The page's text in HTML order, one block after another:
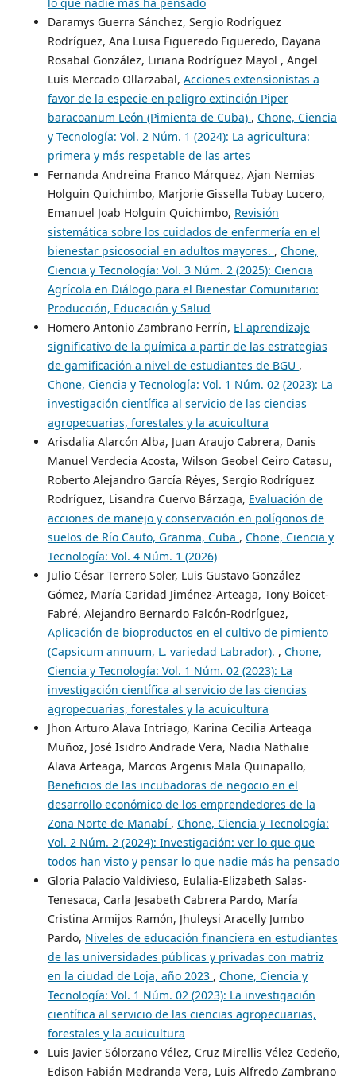
Daramys Guerra Sánchez, Sergio Rodríguez
Rodríguez, Ana Luisa Figueredo Figueredo, Dayana
Rosabal González, Liriana Rodríguez Mayol , Angel
Luis Mercado Ollarzabal, Acciones extensionistas a
favor de la especie en peligro extinción Piper
baracoanum León (Pimienta de Cuba) , Chone, Ciencia
y Tecnología: Vol. 2 Núm. 1 (2024): La agricultura:
primera y más respetable de las artes
Fernanda Andreina Franco Márquez, Ajan Nemias
Holguin Quichimbo, Marjorie Gissella Tubay Lucero,
Emanuel Joab Holguin Quichimbo, Revisión
sistemática sobre los cuidados de enfermería en el
bienestar psicosocial en adultos mayores. , Chone,
Ciencia y Tecnología: Vol. 3 Núm. 2 (2025): Ciencia
Agrícola en Diálogo para el Bienestar Comunitario:
Producción, Educación y Salud
Homero Antonio Zambrano Ferrín, El aprendizaje
significativo de la química a partir de las estrategias
de gamificación a nivel de estudiantes de BGU ,
Chone, Ciencia y Tecnología: Vol. 1 Núm. 02 (2023): La
investigación científica al servicio de las ciencias
agropecuarias, forestales y la acuicultura
Arisdalia Alarcón Alba, Juan Araujo Cabrera, Danis
Manuel Verdecia Acosta, Wilson Geobel Ceiro Catasu,
Roberto Alejandro García Réyes, Sergio Rodríguez
Rodríguez, Lisandra Cuervo Bárzaga, Evaluación de
acciones de manejo y conservación en polígonos de
suelos de Río Cauto, Granma, Cuba , Chone, Ciencia y
Tecnología: Vol. 4 Núm. 1 (2026)
Julio César Terrero Soler, Luis Gustavo González
Gómez, María Caridad Jiménez-Arteaga, Tony Boicet-
Fabré, Alejandro Bernardo Falcón-Rodríguez,
Aplicación de bioproductos en el cultivo de pimiento
(Capsicum annuum, L. variedad Labrador). , Chone,
Ciencia y Tecnología: Vol. 1 Núm. 02 (2023): La
investigación científica al servicio de las ciencias
agropecuarias, forestales y la acuicultura
Jhon Arturo Alava Intriago, Karina Cecilia Arteaga
Muñoz, José Isidro Andrade Vera, Nadia Nathalie
Alava Arteaga, Marcos Argenis Mala Quinapallo,
Beneficios de las incubadoras de negocio en el
desarrollo económico de los emprendedores de la
Zona Norte de Manabí , Chone, Ciencia y Tecnología:
Vol. 2 Núm. 2 (2024): Investigación: ver lo que que
todos han visto y pensar lo que nadie más ha pensado
Gloria Palacio Valdivieso, Eulalia-Elizabeth Salas-
Tenesaca, Carla Jesabeth Cabrera Pardo, María
Cristina Armijos Ramón, Jhuleysi Aracelly Jumbo
Pardo, Niveles de educación financiera en estudiantes
de las universidades públicas y privadas con matriz
en la ciudad de Loja, año 2023 , Chone, Ciencia y
Tecnología: Vol. 1 Núm. 02 (2023): La investigación
científica al servicio de las ciencias agropecuarias,
forestales y la acuicultura
Luis Javier Sólorzano Vélez, Cruz Mirellis Vélez Cedeño,
Edison Fabián Medranda Vera, Luis Alfredo Zambrano